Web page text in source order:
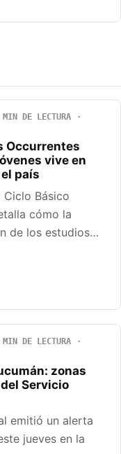
DE LECTURA
Occurrentes
vive en
país
Básico
cómo la
de los estudios…
DE LECTURA
zonas
Servicio
emitió un alerta
jueves en la